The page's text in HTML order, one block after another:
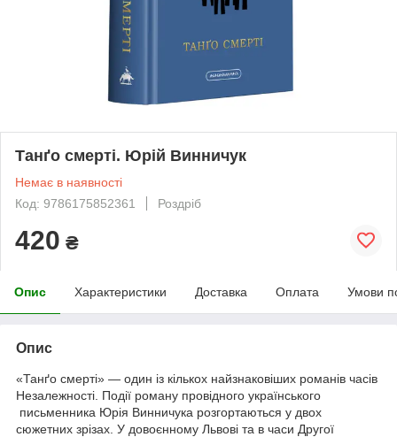
Танґо смерті. Юрій Винничук
Немає в наявності
Код: 9786175852361
Роздріб
420 ₴
Опис Характеристики Доставка Оплата Умови
Опис
«Танґо смерті» — один із кількох найзнаковіших романів часів
Незалежності. Події роману провідного українського
письменника Юрія Винничука роз­гортаються у двох
сюжетних зрізах. У довоєнному Львові та в часи Другої